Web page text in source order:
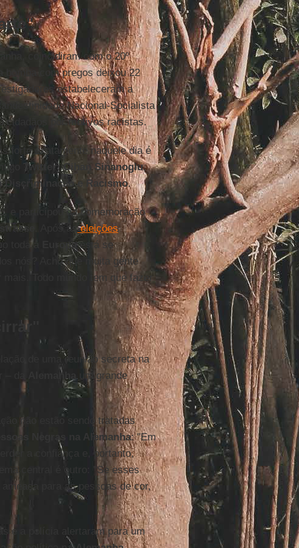
coincidiram com o 20º
bomba com pregos deixou 22
estabeleceram a
Nacional-Socialista
cidadãos por motivos racistas.
forte exatamente naquele dia é
Twitter)Cihan Sinanoglu,
Discriminação e Racismo.
e participou da comemoração
. Após aseleições
toda a Europaestá se
nós? Acho que muita gente
Todo mundo tem que fazer
de uma reunião secreta na
– da
Alemanha um grande
não estão sendo tratadas
Negras na Alemanha: "Em
a confiança e, portanto,
central é outro: "Se esses
para as pessoas de cor,
e a polícia alertaram para um